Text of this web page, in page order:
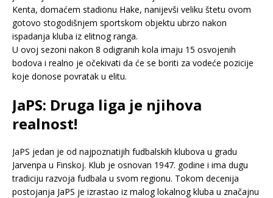
Kenta, domaćem stadionu Hake, nanijevši veliku štetu ovom
gotovo stogodišnjem sportskom objektu ubrzo nakon
ispadanja kluba iz elitnog ranga.
U ovoj sezoni nakon 8 odigranih kola imaju 15 osvojenih
bodova i realno je očekivati da će se boriti za vodeće pozicije
koje donose povratak u elitu.
JaPS: Druga liga je njihova
realnost!
JaPS jedan je od najpoznatijih fudbalskih klubova u gradu
Jarvenpa u Finskoj. Klub je osnovan 1947. godine i ima dugu
tradiciju razvoja fudbala u svom regionu. Tokom decenija
postojanja JaPS je izrastao iz malog lokalnog kluba u značajnu